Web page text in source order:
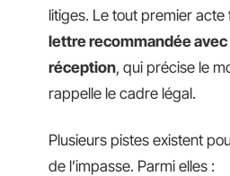
litiges. Le tout premier acte
lettre recommandée avec
réception, qui précise le
rappelle le cadre légal.
Plusieurs pistes existent
de l’impasse. Parmi elles :